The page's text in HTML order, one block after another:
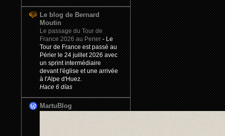
Le blog de Bernard
Moutin
Le passage du Tour de
France 2026 au Perier-Le
Tour de France est passé au
Périer le 24 juillet 2026 avec
un sprint intermédiaire
devant l'église et une arrivée
à l'Alpe d'Huez.
Hace 6 días
MartuBlog